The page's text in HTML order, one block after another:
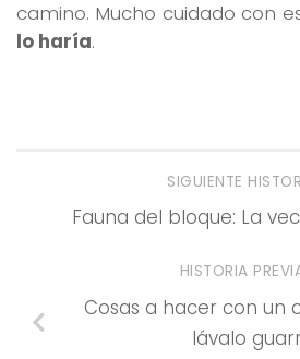
camino. Mucho cuidado con
lo haría.
SIGUIENTE
Fauna del bloque: La
HISTORIA
Cosas a hacer con un
lávalo